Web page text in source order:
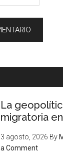
La
migratoria
3 agosto, 2026 By
a Comment